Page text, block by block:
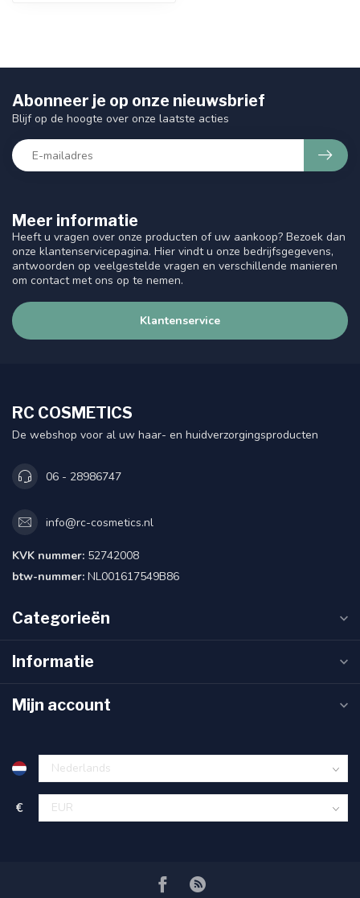
Meer informatie
Heeft u vragen over onze producten of uw aankoop? Bezoek dan
onze klantenservicepagina. Hier vindt u onze bedrijfsgegevens,
antwoorden op veelgestelde vragen en verschillende manieren
om contact met ons op te nemen.
Klantenservice
Abonneer je op onze nieuwsbrief
Blijf op de hoogte over onze laatste acties
RC COSMETICS
De webshop voor al uw haar- en huidverzorgingsproducten
06 - 28986747
info@rc-cosmetics.nl
KVK nummer: 52742008
btw-nummer: NL001617549B86
Categorieën
Informatie
Mijn account
€